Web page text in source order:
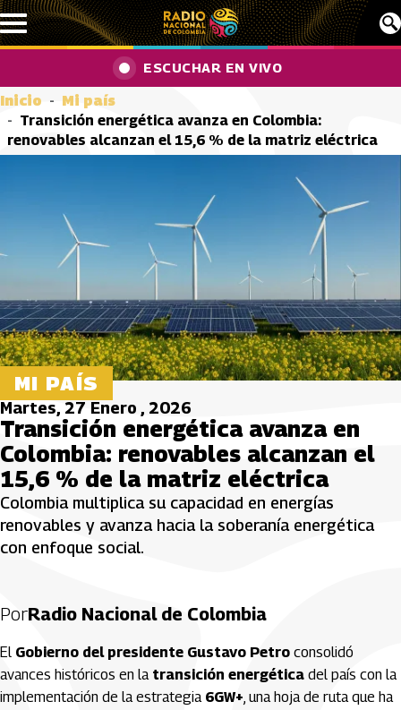
Pasar al contenido principal
ESCUCHAR EN VIVO
Inicio
Mi país
Transición energética avanza en Colombia:
renovables alcanzan el 15,6 % de la matriz eléctrica
MI PAÍS
Martes, 27 Enero , 2026
Transición energética avanza en
Colombia: renovables alcanzan el
15,6 % de la matriz eléctrica
Colombia multiplica su capacidad en energías
renovables y avanza hacia la soberanía energética
con enfoque social.
PorRadio Nacional de Colombia
El Gobierno del presidente Gustavo Petro consolidó
avances históricos en la transición energética del país con la
implementación de la estrategia 6GW+, una hoja de ruta que ha